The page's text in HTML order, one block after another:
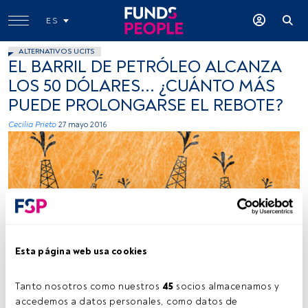
Esta página web usa cookies
Tanto nosotros como nuestros 45 socios almacenamos y
accedemos a datos personales, como datos de
ES
ALTERNATIVOS UCITS
EL BARRIL DE PETRÓLEO ALCANZA
LOS 50 DÓLARES... ¿CUÁNTO MÁS
PUEDE PROLONGARSE EL REBOTE?
Cecilia Prieto 27 mayo 2016
Tiempo lectura: 5 min.